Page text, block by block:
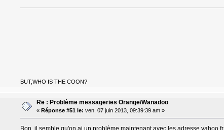
BUT,WHO IS THE COON?
Re : Problème messageries Orange/Wanadoo
« Réponse #51 le: ven. 07 juin 2013, 09:39:39 am »